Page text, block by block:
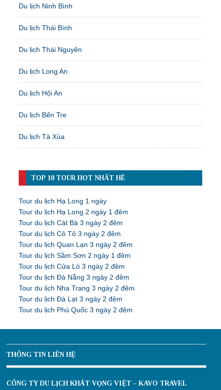
Du lịch Ninh Bình
Du lịch Thái Bình
Du lịch Thái Nguyên
Du lịch Long An
Du lịch Hội An
Du lịch Bến Tre
Du lịch Tà Xùa
TOP 10 TOUR HOT NHẤT HÈ
Tour du lịch Hạ Long 1 ngày
Tour du lịch Hạ Long 2 ngày 1 đêm
Tour du lịch Cát Bà 3 ngày 2 đêm
Tour du lịch Cô Tô 3 ngày 2 đêm
Tour du lịch Quan Lạn 3 ngày 2 đêm
Tour du lịch Sầm Sơn 2 ngày 1 đêm
Tour du lịch Cửa Lò 3 ngày 2 đêm
Tour du lịch Đà Nẵng 3 ngày 2 đêm
Tour du lịch Nha Trang 3 ngày 2 đêm
Tour du lịch Đà Lạt 3 ngày 2 đêm
Tour du lịch Phú Quốc 3 ngày 2 đêm
THÔNG TIN LIÊN HỆ
CÔNG TY DU LỊCH KHÁT VỌNG VIỆT – KAVO TRAVEL